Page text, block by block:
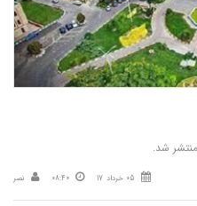
شد.
05 خرداد 17 08:40 نصر